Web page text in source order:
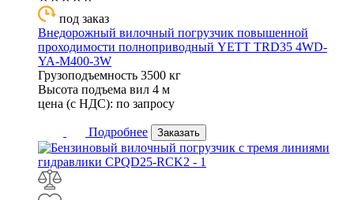
под заказ
Внедорожный вилочный погрузчик повышенной
проходимости полноприводный YETT TRD35 4WD-
YA-M400-3W
Грузоподъемность 3500 кг
Высота подъема вил 4 м
цена (с НДС): по запросу
Подробнее Заказать